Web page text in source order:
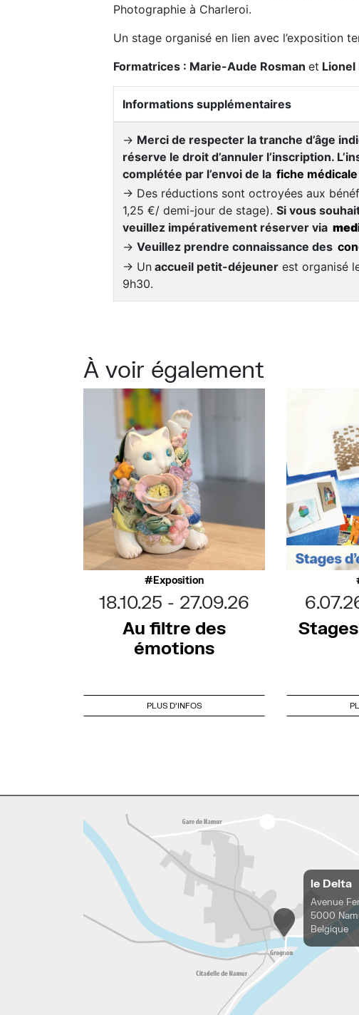
Photographie à Charleroi.
Un stage organisé en lien avec l’exposition
Formatrices : Marie-Aude Rosman et Lionel
Informations supplémentaires
→ Merci de respecter la tranche d’âge
réserve le droit d’annuler l’inscription.
complétée par l’envoi de la fiche
→ Des réductions sont octroyées aux
1,25 €/ demi-jour de stage). Si vous
veuillez impérativement réserver via
→ Veuillez prendre connaissance des
→ Un accueil petit-déjeuner est organisé
9h30.
À voir également
Exposition
18.10.25
27.09.26
Au filtre des
émotions
PLUS D'INFOS
le Delta
Avenue
5000
Belgique